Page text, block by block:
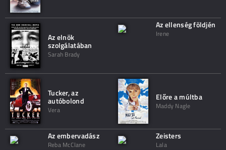
Az elnök
szolgálatában
Sarah Brady
Az ellenség földjén
Irene
Tucker, az
autóbolond
Vera
Előre a múltba
Maddy Nagle
Az embervadász
Reba McClane
Zeisters
Lala